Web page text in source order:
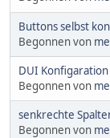
Buttons selbst
Begonnen von
DUI
Begonnen von
senkrechte
Begonnen von